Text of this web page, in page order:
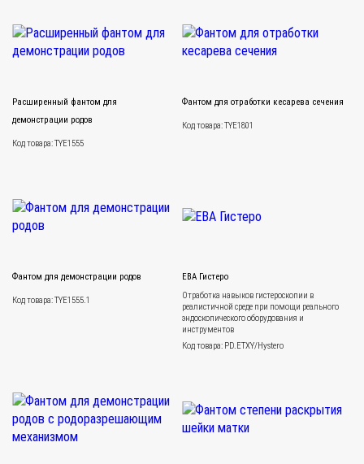
Расширенный фантом для
демонстрации родов
Код товара: TYE1555
Фантом для отработки кесарева сечения
Код товара: TYE1801
Фантом для демонстрации родов
Код товара: TYE1555.1
ЕВА Гистеро
Отработка навыков гистероскопии в
реалистичной среде при помощи реального
эндоскопического оборудования и
инструментов
Код товара: PD.ETXY/Hystero